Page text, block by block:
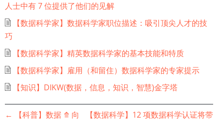
人士中有 7 位提供了他们的见解
【数据科学家】数据科学家职位描述：吸引顶尖人才的技
巧
【数据科学家】精英数据科学家的基本技能和特质
【数据科学家】雇用（和留住）数据科学家的专家提示
【知识】DIKW(数据，信息，知识，智慧)金字塔
书
←
【科普】数据 ⤊ 向
【数据科学】12 项数据科学认证将带